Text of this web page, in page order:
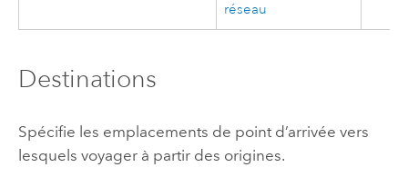
réseau
Destinations
Spécifie les emplacements de point d’arrivée vers
lesquels voyager à partir des origines.